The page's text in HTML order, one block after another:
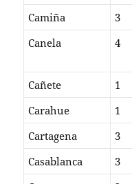
Camiña
3
Canela
4
Cañete
1
Carahue
1
Cartagena
3
Casablanca
3